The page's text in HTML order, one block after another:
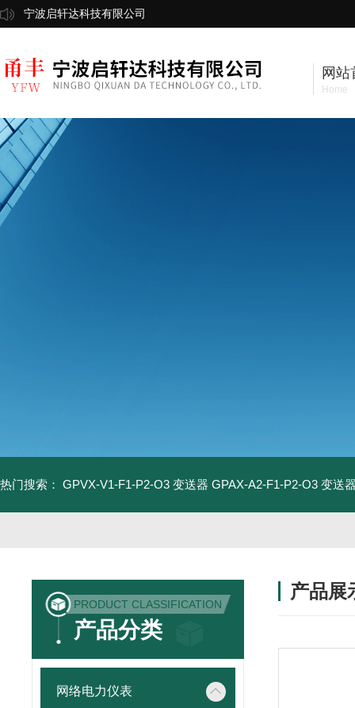
宁波启轩达科技有限公司
网站
Home
热门搜索： GPVX-V1-F1-P2-O3 变送器 GPAX-A2-F1-P2-O3 变送
PRODUCT CLASSIFICATION
产品分类
网络电力仪表
产品展